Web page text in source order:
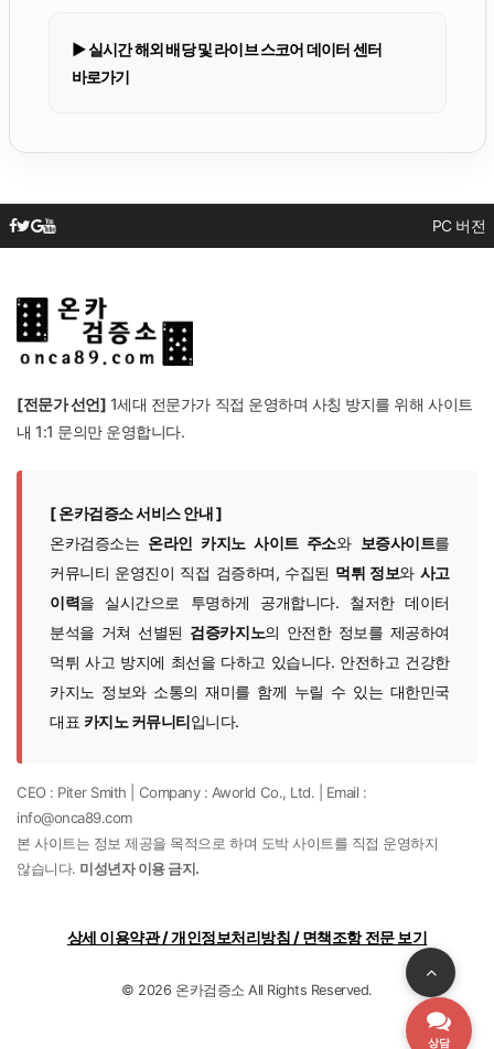
▶ 실시간 해외 배당 및 라이브 스코어 데이터 센터
바로가기
PC 버전
[전문가 선언] 1세대 전문가가 직접 운영하며 사칭 방지를 위해 사이트
내 1:1 문의만 운영합니다.
[ 온카검증소 서비스 안내 ]
온카검증소는 온라인 카지노 사이트 주소와 보증사이트를
커뮤니티 운영진이 직접 검증하며, 수집된 먹튀 정보와 사고
이력을 실시간으로 투명하게 공개합니다. 철저한 데이터
분석을 거쳐 선별된 검증카지노의 안전한 정보를 제공하여
먹튀 사고 방지에 최선을 다하고 있습니다. 안전하고 건강한
카지노 정보와 소통의 재미를 함께 누릴 수 있는 대한민국
대표 카지노 커뮤니티입니다.
CEO : Piter Smith | Company : Aworld Co., Ltd. | Email :
info@onca89.com
본 사이트는 정보 제공을 목적으로 하며 도박 사이트를 직접 운영하지
않습니다. 미성년자 이용 금지.
상세 이용약관 / 개인정보처리방침 / 면책조항 전문 보기
© 2026 온카검증소 All Rights Reserved.
상담